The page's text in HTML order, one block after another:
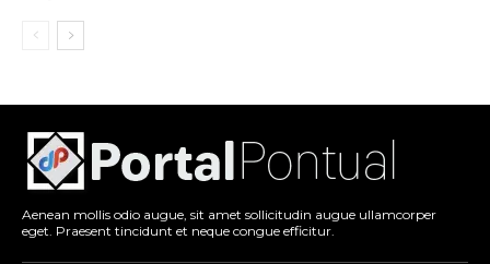
Aenean mollis odio augue, sit amet sollicitudin augue ullamcorper
eget. Praesent tincidunt et neque congue efficitur.